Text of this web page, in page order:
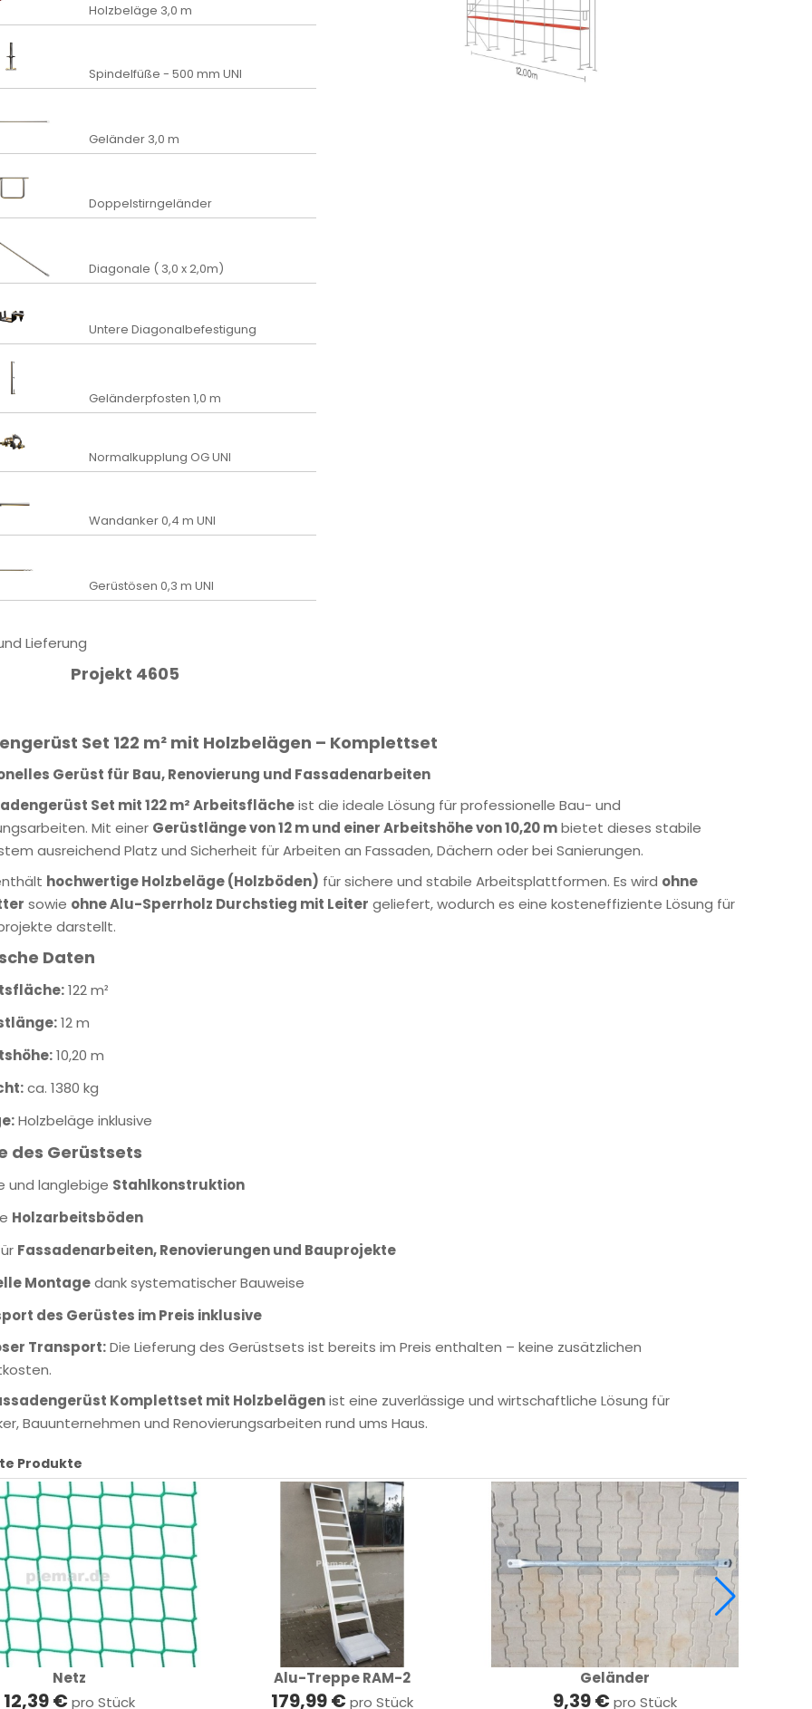
Holzbeläge 3,0 m
Spindelfüße - 500 mm UNI
Geländer 3,0 m
Doppelstirngeländer
Diagonale ( 3,0 x 2,0m)
Untere Diagonalbefestigung
Geländerpfosten 1,0 m
Normalkupplung OG UNI
Wandanker 0,4 m UNI
Gerüstösen 0,3 m UNI
Lieferung
Projekt 4605
Set 122 m² mit Holzbelägen – Komplettset
Gerüst für Bau, Renovierung und Fassadenarbeiten
Set mit 122 m² Arbeitsflächeist die ideale Lösung für professionelle Bau- und
Mit einer Gerüstlänge von 12 m und einer Arbeitshöhe von 10,20 mbietet dieses stabile
ausreichend Platz und Sicherheit für Arbeiten an Fassaden, Dächern oder bei Sanierungen.
hochwertige Holzbeläge (Holzböden) für sichere und stabile Arbeitsplattformen. Es wird ohne
sowie ohne Alu-Sperrholz Durchstieg mit Leiter geliefert, wodurch es eine kosteneffiziente Lösung für
darstellt.
Daten
122 m²
12 m
10,20 m
ca. 1380 kg
Holzbeläge inklusive
des Gerüstsets
und langlebige Stahlkonstruktion
Holzarbeitsböden
Fassadenarbeiten, Renovierungen und Bauprojekte
Montagedank systematischer Bauweise
des Gerüstes im Preis inklusive
Transport:Die Lieferung des Gerüstsets ist bereits im Preis enthalten – keine zusätzlichen
Komplettset mit Holzbelägenist eine zuverlässige und wirtschaftliche Lösung für
Bauunternehmen und Renovierungsarbeiten rund ums Haus.
Produkte
Netz
12,39 € pro Stück
Alu-Treppe RAM-2
179,99 € pro Stück
Geländer
9,39 € pro Stück